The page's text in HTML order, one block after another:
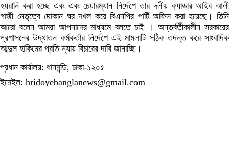
হয়রানি করা হচ্ছে এবং এবং চেয়ারম্যান নির্দেশে তার দলীয় ক্যাডার আইব আলী
গাজী নেতৃত্বে দোকান ঘর দখল করে বিএনপির পার্টি অফিস করা হয়েছে। তিনি
আরো বলেন আমরা আপনাদের মাধ্যমে বলতে চাই । অন্তর্বর্তীকালীন সরকারের
প্রশাসনের উদ্ধাতন কর্মকর্তার নির্দেশে এই মামলাটি সঠিক তদন্ত করে সাংবাদিক
আব্দুল হাকিমের প্রতি ন্যায় বিচারের দাবি জানাচ্ছি।
প্রধান কার্যালয়: ধানমন্ডি, ঢাকা-১২০৫
ইমেইল: hridoyebanglanews@gmail.com